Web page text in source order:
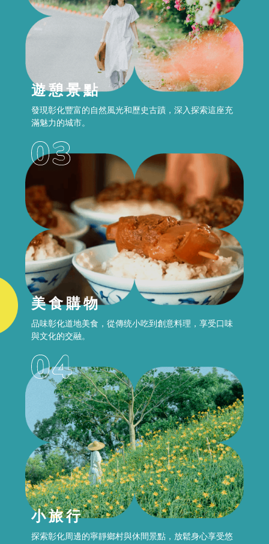
遊憩景點
發現彰化豐富的自然風光和歷史古蹟，深入探索這座充
滿魅力的城市。
美食購物
品味彰化道地美食，從傳统小吃到創意料理，享受口味
與文化的交融。
小旅行
探索彰化周邊的寧靜鄉村與休間景點，放鬆身心享受悠